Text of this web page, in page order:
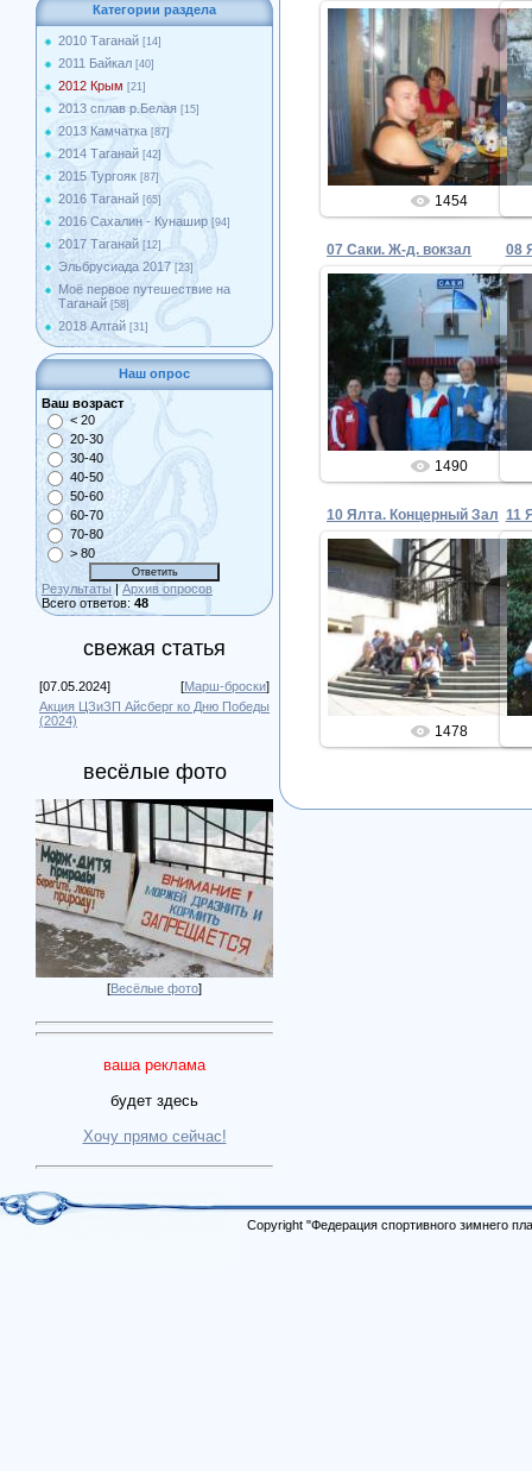
Категории раздела
2010 Таганай [14]
2011 Байкал [40]
2012 Крым [21]
2013 сплав р.Белая [15]
2013 Камчатка [87]
2014 Таганай [42]
2015 Тургояк [87]
2016 Таганай [65]
2016 Сахалин - Кунашир [94]
2017 Таганай [12]
Эльбрусиада 2017 [23]
Моё первое путешествие на
Таганай [58]
2018 Алтай [31]
Наш опрос
Ваш возраст
< 20
20-30
30-40
40-50
50-60
60-70
70-80
> 80
Результаты | Архив опросов
Всего ответов: 48
свежая статья
[07.05.2024] [Марш-броски]
Акция ЦЗиЗП Айсберг ко Дню Победы
(2024)
весёлые фото
[Весёлые фото]
ваша реклама
будет здесь
Хочу прямо сейчас!
25.09.2012
Admin
1454
07 Саки. Ж-д. вокзал
25.09.2012
Admin
1490
08
10 Ялта. Концерный Зал
25.09.2012
Admin
1478
11
Copyright "Федерация спортивного зимнего